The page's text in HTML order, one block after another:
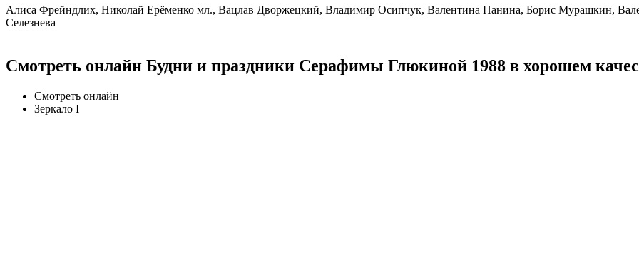
Алиса Фрейндлих, Николай Ерёменко мл., Вацлав Дворжецкий, Владимир Осипчук, Валентина Панина, Борис Мурашкин,
Селезнева
Смотреть онлайн Будни и праздники Серафимы Глюкиной 1988 в хорошем
Смотреть онлайн
Зеркало I